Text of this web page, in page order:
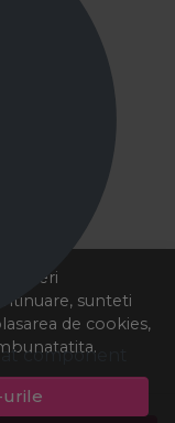
oferi
sunteti
de cookies,
urile
component